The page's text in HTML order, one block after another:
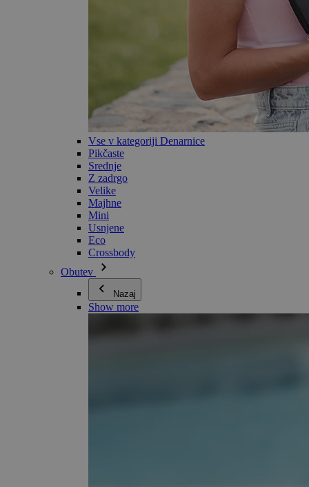
Vse v kategoriji Denarnice
Pikčaste
Srednje
Z zadrgo
Velike
Majhne
Mini
Usnjene
Eco
Crossbody
Obutev
Nazaj
Show more